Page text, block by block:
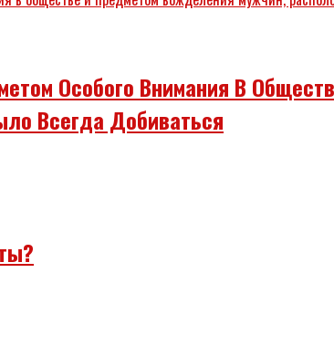
Особого Внимания В
Всегда Добиваться